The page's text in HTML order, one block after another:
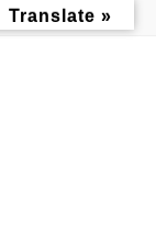
Translate »